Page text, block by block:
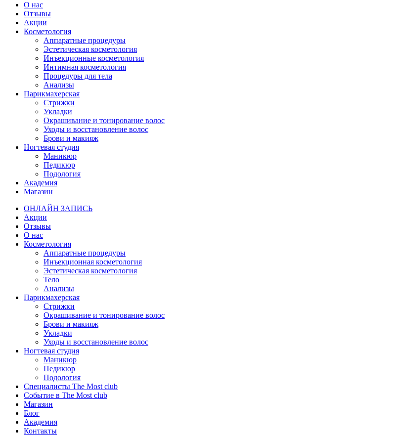
О нас
Отзывы
Акции
Косметология
Аппаратные процедуры
Эстетическая косметология
Инъекционные косметология
Интимная косметология
Процедуры для тела
Анализы
Парикмахерская
Стрижки
Укладки
Окрашивание и тонирование волос
Уходы и восстановление волос
Брови и макияж
Ногтевая студия
Маникюр
Педикюр
Подология
Академия
Магазин
ОНЛАЙН ЗАПИСЬ
Акции
Отзывы
О нас
Косметология
Аппаратные процедуры
Инъекционная косметология
Эстетическая косметология
Тело
Анализы
Парикмахерская
Стрижки
Окрашивание и тонирование волос
Брови и макияж
Укладки
Уходы и восстановление волос
Ногтевая студия
Маникюр
Педикюр
Подология
Специалисты The Most club
Событие в The Most club
Магазин
Блог
Академия
Контакты